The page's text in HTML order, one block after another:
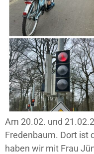
Am 20.02. und
Fredenbaum. Dort ist
haben wir mit Frau